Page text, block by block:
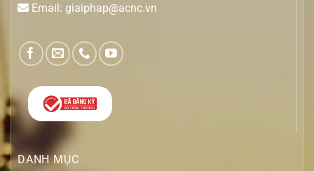
Email: giaiphap@acnc.vn
DANH MỤC